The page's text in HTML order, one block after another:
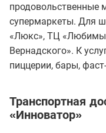
продовольственные
супермаркеты. Для
«Люкс», ТЦ
Вернадского». К
пиццерии, бары,
Транспортная
«Инноватор»